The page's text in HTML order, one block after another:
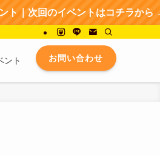
ントはコチラから → → → イベン
ント お問い合わせ